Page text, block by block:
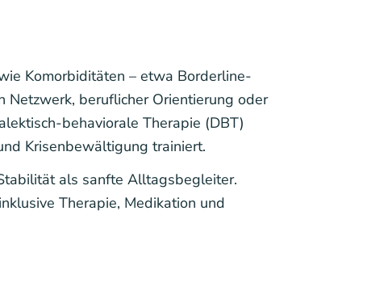
Komorbiditäten – etwa Borderline-
Netzwerk, beruflicher Orientierung oder
behaviorale Therapie (DBT)
Krisenbewältigung trainiert.
als sanfte Alltagsbegleiter.
Therapie, Medikation und